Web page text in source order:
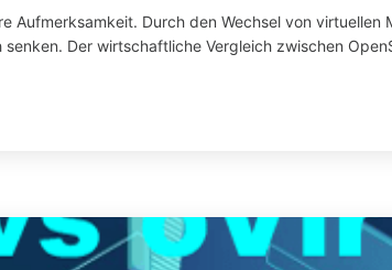
Durch den Wechsel von virtuellen
Der wirtschaftliche Vergleich zwischen